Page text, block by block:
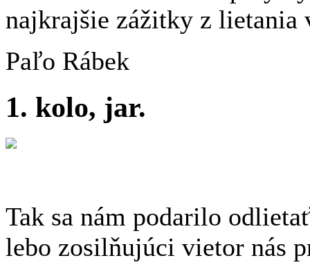
najkrajšie zážitky z lietania
Paľo Rábek
1. kolo, jar.
Tak sa nám podarilo
lebo zosilňujúci vietor nás